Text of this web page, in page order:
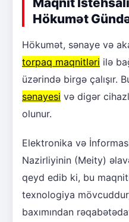
Hökumət
Hökumət, sənaye və
torpaq maqnitləri ilə
üzərində birgə çalışır.
sənayesi və digər
olunur.
Elektronika və
Nazirliyinin (Meity)
qeyd edib ki, bu
texnologiya
baxımından